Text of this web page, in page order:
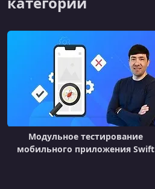
Модульное тестирование
мобильного приложения Swift